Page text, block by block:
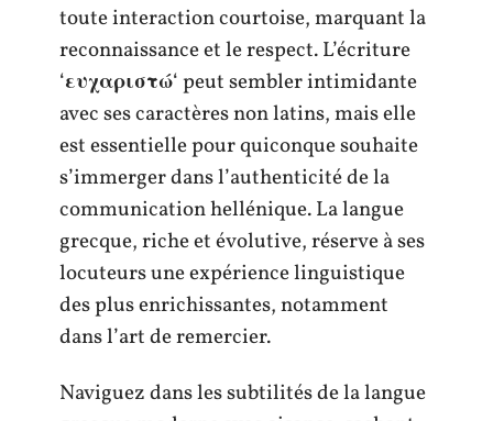
toute interaction courtoise, marquant la
reconnaissance et le respect. L’écriture
‘ευχαριστώ‘ peut sembler intimidante
avec ses caractères non latins, mais elle
est essentielle pour quiconque souhaite
s’immerger dans l’authenticité de la
communication hellénique. La langue
grecque, riche et évolutive, réserve à ses
locuteurs une expérience linguistique
des plus enrichissantes, notamment
dans l’art de remercier.
Naviguez dans les subtilités de la langue